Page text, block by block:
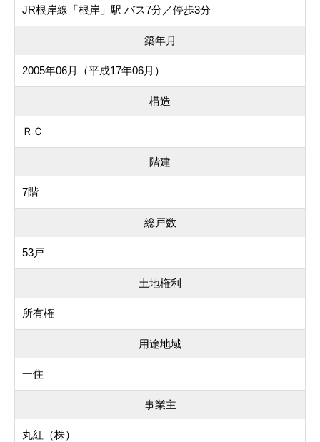
JR根岸線「根岸」駅 バス7分／停歩3分
築年月
2005年06月（平成17年06月）
構造
ＲＣ
階建
7階
総戸数
53戸
土地権利
所有権
用途地域
一住
事業主
丸紅（株）